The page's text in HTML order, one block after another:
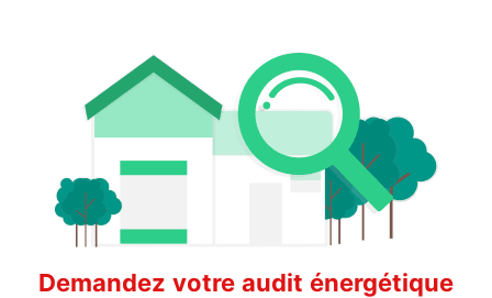
Demandez votre audit énergétique